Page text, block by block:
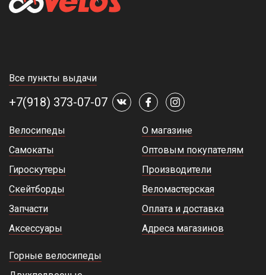
Все пункты выдачи
+7(918) 373-07-07
Велосипеды
Самокаты
Гироскутеры
Скейтборды
Запчасти
Аксессуары
О магазине
Оптовым покупателям
Производители
Веломастерская
Оплата и доставка
Адреса магазинов
Горные велосипеды